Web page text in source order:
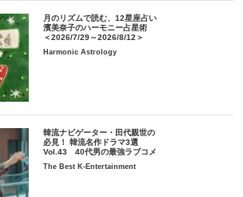
月のリズムで読む、12星座占い
濱美奈子のハーモニー占星術
＜2026/7/29～2026/8/12＞
Harmonic Astrology
韓流ナビゲーター・田代親世の
必見！ 韓流名作ドラマ3選
Vol.43 40代男の最強ラブコメ
The Best K-Entertainment